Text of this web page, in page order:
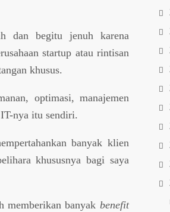
dan begitu jenuh karena
startup atau rintisan
khusus.
optimasi, manajemen
nya itu sendiri.
banyak klien
khususnya bagi saya
memberikan banyak benefit